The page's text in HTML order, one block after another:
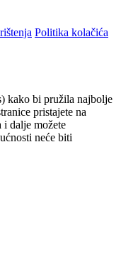
Politika kolačića
kako bi pružila najbolje
pristajete na
dalje možete
neće biti